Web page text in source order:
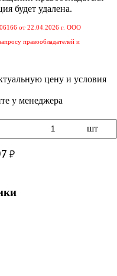
будет удалена.
от 22.04.2026 г. ООО
правообладателей и
цену и условия
у менеджера
шт
₽